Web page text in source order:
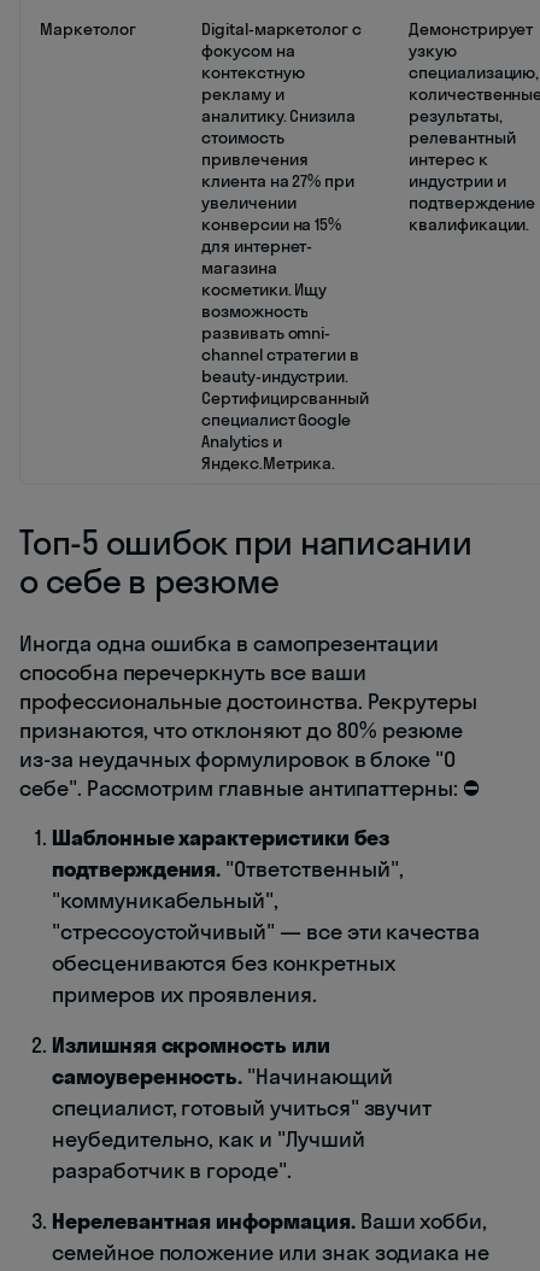
Маркетолог
Digital-маркетолог с
фокусом на
контекстную
рекламу и
аналитику. Снизила
стоимость
привлечения
клиента на 27% при
увеличении
конверсии на 15%
для интернет-
магазина
косметики. Ищу
возможность
развивать omni-
channel стратегии в
beauty-индустрии.
Сертифицированный
специалист Google
Analytics и
Яндекс.Метрика.
Демонстрирует
узкую
специализацию,
результаты,
релевантный
интерес к
индустрии и
подтверждение
квалификации.
Топ-5 ошибок при написании
о себе в резюме
Иногда одна ошибка в самопрезентации
способна перечеркнуть все ваши
профессиональные достоинства. Рекрутеры
признаются, что отклоняют до 80% резюме
из-за неудачных формулировок в блоке "О
себе". Рассмотрим главные антипаттерны: ⛔
Шаблонные характеристики без
подтверждения. "Ответственный",
"коммуникабельный",
"стрессоустойчивый" — все эти качества
обесцениваются без конкретных
примеров их проявления.
Излишняя скромность или
самоуверенность. "Начинающий
специалист, готовый учиться" звучит
неубедительно, как и "Лучший
разработчик в городе".
Нерелевантная информация.Ваши хобби,
семейное положение или знак зодиака не